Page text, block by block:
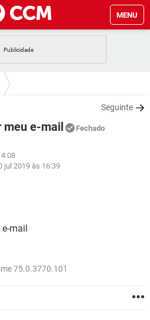
MENU
GMAIL
WHATSAPP
EXCEL
Seguinte
meu e-mail Fechado
jul 2019 às 16:39
mail
75.0.3770.101